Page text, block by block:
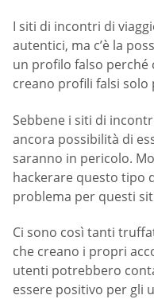
I siti di incontri di
autentici, ma c’è la
un profilo falso
creano profili falsi
Sebbene i siti di
ancora possibilità di
saranno in pericolo.
hackerare questo tipo
problema per questi
Ci sono così tanti
che creano i propri
utenti potrebbero
essere positivo per gli